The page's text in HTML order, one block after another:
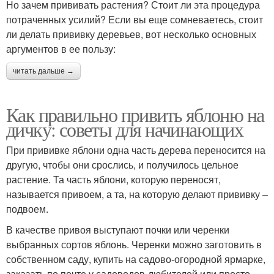
Но зачем прививать растения? Стоит ли эта процедура
потраченных усилий? Если вы еще сомневаетесь, стоит
ли делать прививку деревьев, вот несколько основных
аргументов в ее пользу:
читать дальше →
Как правильно привить яблоню на
дичку: советы для начинающих
При прививке яблони одна часть дерева переносится на
другую, чтобы они срослись, и получилось цельное
растение. Та часть яблони, которую переносят,
называется привоем, а та, на которую делают прививку –
подвоем.
В качестве привоя выступают почки или черенки
выбранных сортов яблонь. Черенки можно заготовить в
собственном саду, купить на садово-огородной ярмарке,